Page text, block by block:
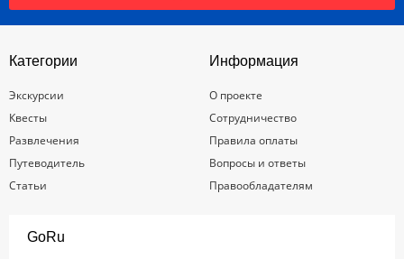
Категории
Экскурсии
Квесты
Развлечения
Путеводитель
Статьи
Информация
О проекте
Сотрудничество
Правила оплаты
Вопросы и ответы
Правообладателям
GoRu